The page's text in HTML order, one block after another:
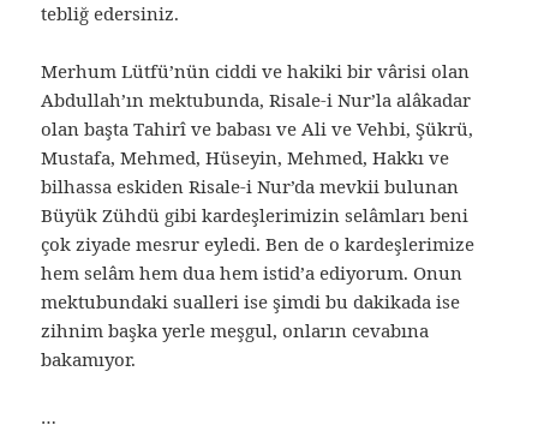
tebliğ edersiniz.
Merhum Lütfü’nün ciddi ve hakiki bir vârisi olan
Abdullah’ın mektubunda, Risale-i Nur’la alâkadar
olan başta Tahirî ve babası ve Ali ve Vehbi, Şükrü,
Mustafa, Mehmed, Hüseyin, Mehmed, Hakkı ve
bilhassa eskiden Risale-i Nur’da mevkii bulunan
Büyük Zühdü gibi kardeşlerimizin selâmları beni
çok ziyade mesrur eyledi. Ben de o kardeşlerimize
hem selâm hem dua hem istid’a ediyorum. Onun
mektubundaki sualleri ise şimdi bu dakikada ise
zihnim başka yerle meşgul, onların cevabına
bakamıyor.
…